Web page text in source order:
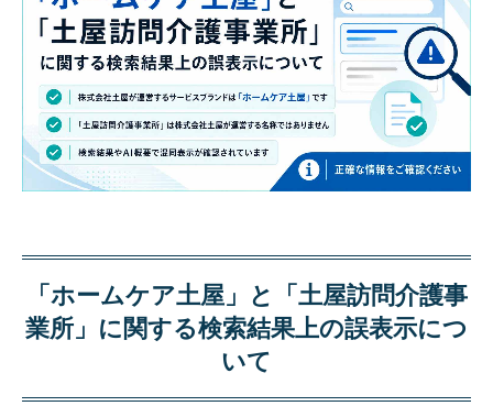
「ホームケア土屋」と「土屋訪問介護事
業所」に関する検索結果上の誤表示につ
いて